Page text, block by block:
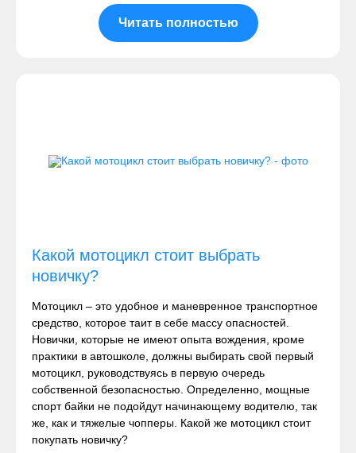
Читать полностью
Какой мотоцикл стоит выбрать
новичку?
Мотоцикл – это удобное и маневренное транспортное
средство, которое таит в себе массу опасностей.
Новички, которые не имеют опыта вождения, кроме
практики в автошколе, должны выбирать свой первый
мотоцикл, руководствуясь в первую очередь
собственной безопасностью. Определенно, мощные
спорт байки не подойдут начинающему водителю, так
же, как и тяжелые чопперы. Какой же мотоцикл стоит
покупать новичку?